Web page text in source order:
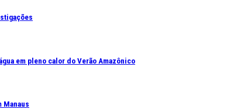
em pleno calor do Verão Amazônico
Manaus